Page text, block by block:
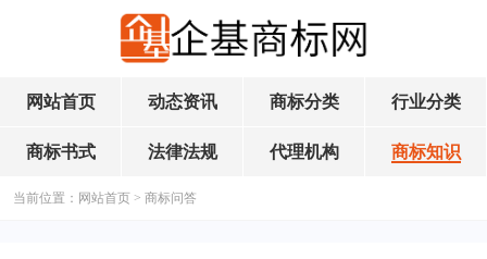
网站首页 动态资讯 商标分类 行业分类
商标书式 法律法规 代理机构 商标知识
当前位置： 网站首页 > 商标问答